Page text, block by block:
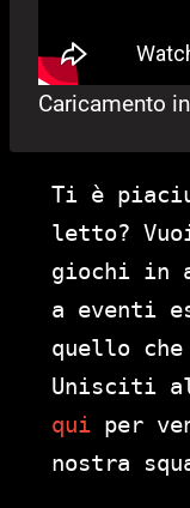
Caricamento
Ti è
letto?
giochi in
a eventi
quello
Unisciti
qui per
nostra